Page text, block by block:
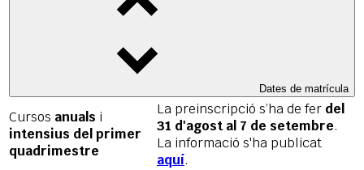
Dates de matrícula
Cursos anuals i
intensius del primer
quadrimestre
La preinscripció s’ha de fer del
31 d'agost al 7 de setembre.
La informació s'ha publicat
aquí.